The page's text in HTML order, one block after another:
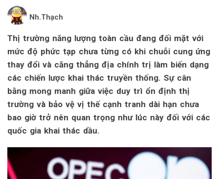
Nh.Thạch
Thị trường năng lượng toàn cầu đang đối mặt với
mức độ phức tạp chưa từng có khi chuỗi cung ứng
thay đổi và căng thẳng địa chính trị làm biến dạng
các chiến lược khai thác truyền thống. Sự cân
bằng mong manh giữa việc duy trì ổn định thị
trường và bảo vệ vị thế cạnh tranh dài hạn chưa
bao giờ trở nên quan trọng như lúc này đối với các
quốc gia khai thác dầu.